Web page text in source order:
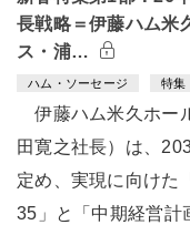
長戦略＝伊藤ハム米
ス・浦…
ハム・ソーセージ 特集
伊藤ハム米久ホー
田寛之社長）は、
定め、実現に向けた
35」と「中期経営計